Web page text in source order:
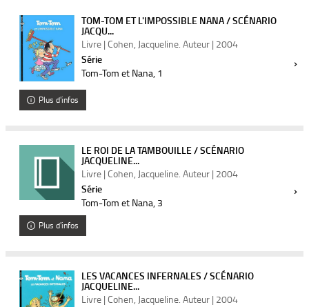
TOM-TOM ET L'IMPOSSIBLE NANA / SCÉNARIO
JACQU...
Livre | Cohen, Jacqueline. Auteur | 2004
Série
Tom-Tom et Nana, 1
Plus d'infos
LE ROI DE LA TAMBOUILLE / SCÉNARIO
JACQUELINE...
Livre | Cohen, Jacqueline. Auteur | 2004
Série
Tom-Tom et Nana, 3
Plus d'infos
LES VACANCES INFERNALES / SCÉNARIO
JACQUELINE...
Livre | Cohen, Jacqueline. Auteur | 2004